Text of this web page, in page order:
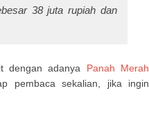
38 juta rupiah dan
dengan adanya Panah Merah
pembaca sekalian, jika ingin